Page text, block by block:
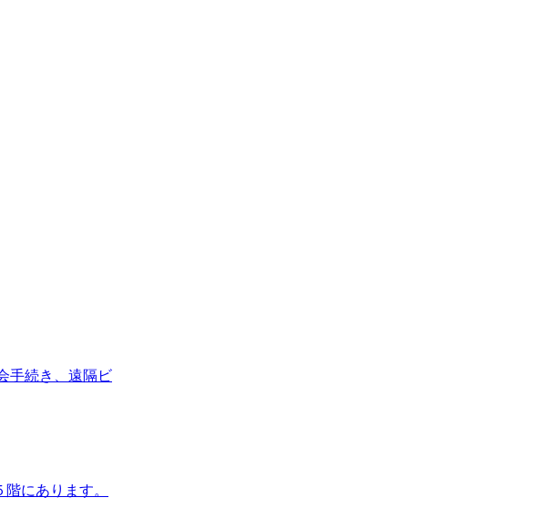
手続き、遠隔ビ
にあります。